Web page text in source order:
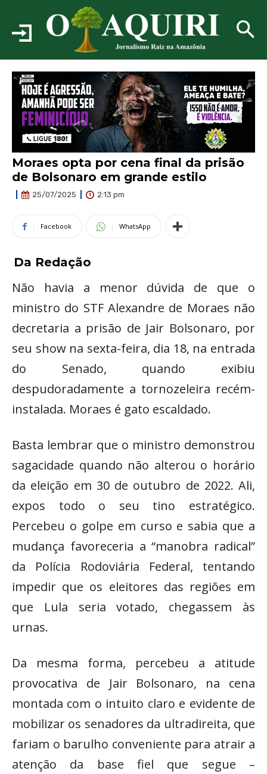
Moraes opta por cena final da prisão
de Bolsonaro em grande estilo
25/07/2025 2:13 pm
Facebook WhatsApp
Da Redação
Não havia a menor dúvida de que o
ministro do STF Alexandre de Moraes não
decretaria a prisão de Jair Bolsonaro, por
seu show na sexta-feira, dia 18, na entrada
do Senado, quando exibiu
despudoradamente a tornozeleira recém-
instalada. Moraes é gato escaldado.
Basta lembrar que o ministro demonstrou
sagacidade quando não alterou o horário
da eleição em 30 de outubro de 2022. Ali,
expos todo o seu tino estratégico.
Percebeu o golpe em curso e sabia que a
mudança favoreceria a “manobra radical”
da Polícia Rodoviária Federal, tentando
impedir que os eleitores das regiões em
que Lula seria votado, chegassem às
urnas.
Da mesma forma, percebeu a atitude
provocativa de Jair Bolsonaro, na cena
montada com o intuito claro e evidente de
mobilizar os senadores da ultradireita, que
fariam o barulho conveniente para atrair a
atenção da base fiel que segue –